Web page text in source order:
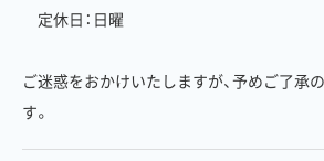
定休日：日曜
ご迷惑をおかけいたしますが、予めご了承
す。